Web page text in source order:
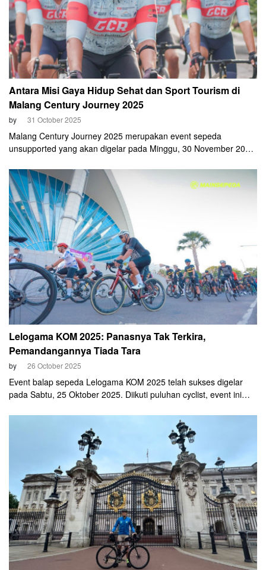
Antara Misi Gaya Hidup Sehat dan Sport Tourism di
Malang Century Journey 2025
by 31 October 2025
Malang Century Journey 2025 merupakan event sepeda
unsupported yang akan digelar pada Minggu, 30 November 2025
sepeda. Bagi Pemerintah Kota (Pemkot) Malang, Century
Journey 2025 diharapkan dapat memberikan efek domino positif
di banyak sektor.
Lelogama KOM 2025: Panasnya Tak Terkira,
Pemandangannya Tiada Tara
by 26 October 2025
Event balap sepeda Lelogama KOM 2025 telah sukses digelar
pada Sabtu, 25 Oktober 2025. Diikuti puluhan cyclist, event ini
Tenggara Timur (NTT). Jaraknya 110 Km. Start di Kantor
Gubernur NTT pada pukul 05.30 WITA dengan finish di puncak
Lelogama yang scenic. Total elevasinya mencapai 1.849 meter.